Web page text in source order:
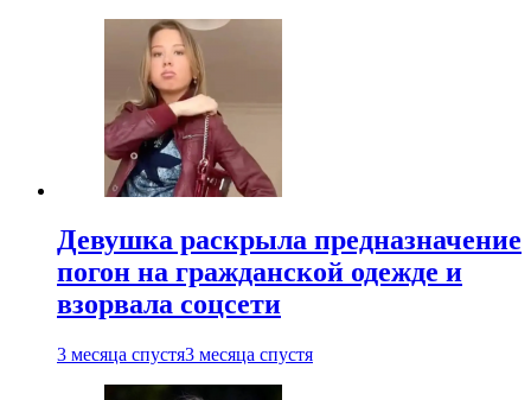
Девушка раскрыла предназначение
погон на гражданской одежде и
взорвала соцсети
3 месяца спустя3 месяца спустя